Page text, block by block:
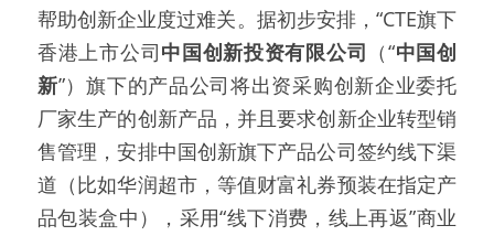
帮助创新企业度过难关。据初步安排，“CTE旗下
香港上市公司中国创新投资有限公司 （“中国创
新”）旗下的产品公司将出资采购创新企业委托
厂家生产的创新产品，并且要求创新企业转型销
售管理，安排中国创新旗下产品公司签约线下渠
道（比如华润超市，等值财富礼券预装在指定产
品包装盒中），采用“线下消费，线上再返”商业